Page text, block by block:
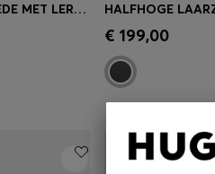
HALFHOGE LAARZEN VAN SUÈDE MET LEREN DETAILS
Snel shoppen
€ 199,00